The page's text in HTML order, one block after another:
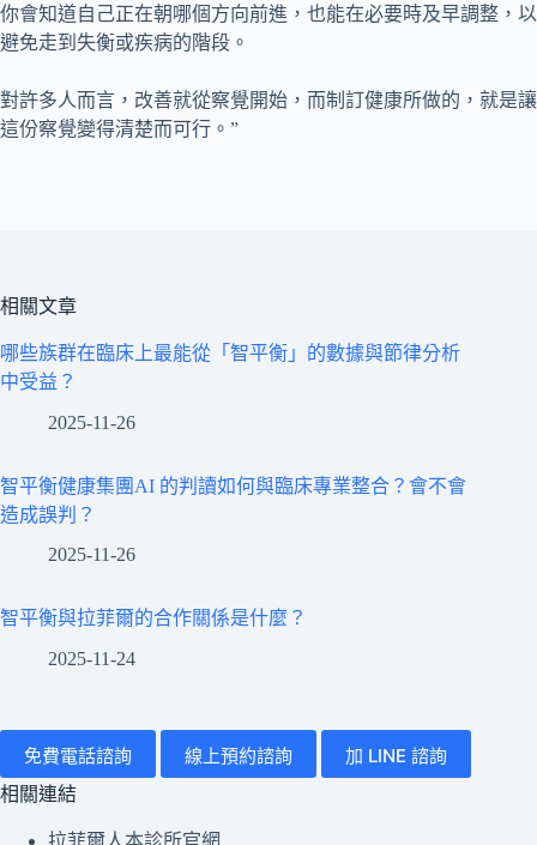
章
你會知道自己正在朝哪個方向前進，也能在必要時及早調整，以
避免走到失衡或疾病的階段。
對許多人而言，改善就從察覺開始，而制訂健康所做的，就是讓
這份察覺變得清楚而可行。”
相關文章
哪些族群在臨床上最能從「智平衡」的數據與節律分析
中受益？
2025-11-26
智平衡健康集團AI 的判讀如何與臨床專業整合？會不會
造成誤判？
2025-11-26
智平衡與拉菲爾的合作關係是什麼？
2025-11-24
免費電話諮詢 線上預約諮詢 加 LINE 諮詢
相關連結